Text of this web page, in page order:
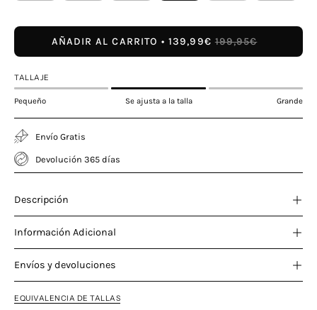
AÑADIR AL CARRITO 139,99€ 199,95€
TALLAJE
Pequeño Se ajusta a la talla Grande
Envío Gratis
Devolución 365 días
Descripción
Información Adicional
Envíos y devoluciones
EQUIVALENCIA DE TALLAS